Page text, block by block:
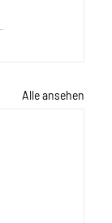
Alle ansehen